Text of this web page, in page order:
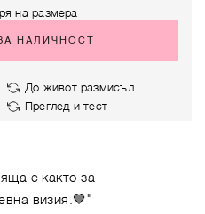
на размера
НАЛИЧНОСТ
До живот размисъл
Преглед и тест
е както за
визия.🤎"